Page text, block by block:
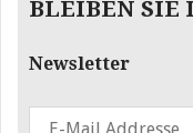
BLEIBEN SIE
Newsletter